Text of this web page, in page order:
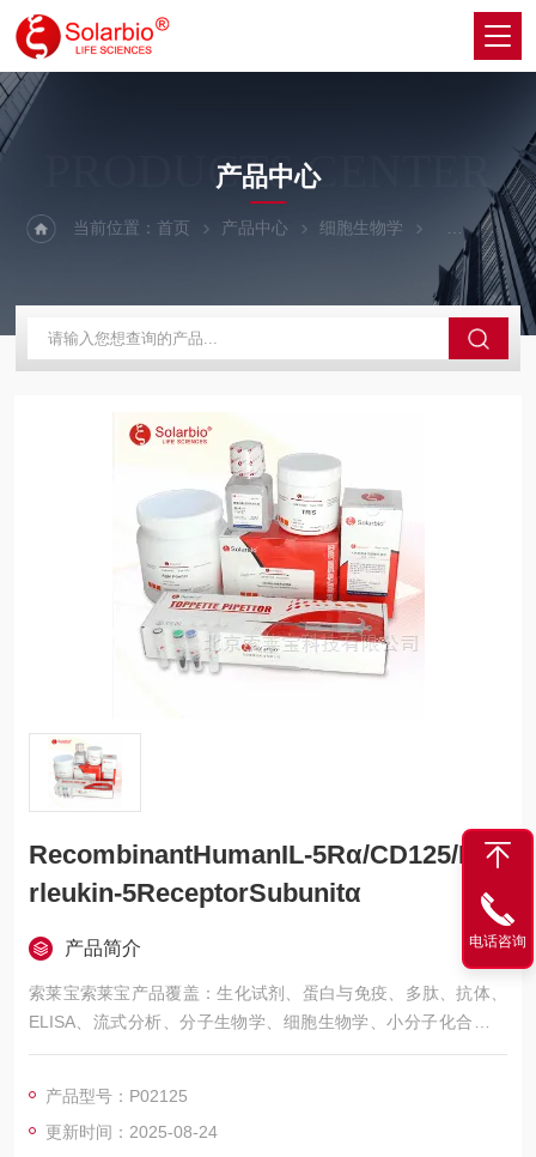
PRODUCTS CENTER
产品中心
当前位置：首页 产品中心 细胞生物学 细胞生长因子
RecombinantHumanIL-5Rα/CD125/Inte
rleukin-5ReceptorSubunitα
产品简介
索莱宝索莱宝产品覆盖：生化试剂、蛋白与免疫、多肽、抗体、
ELISA、流式分析、分子生物学、细胞生物学、小分子化合物、
生化试剂盒、染色试剂、分析标准品、微生物培养、层析介质、
IL-5Rα/CD125/Interleukin-5ReceptorSubunitα
产品型号：P02125
更新时间：2025-08-24
电话咨询